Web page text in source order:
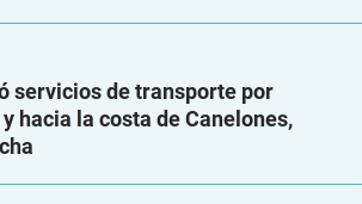
servicios de transporte por
hacia la costa de Canelones,